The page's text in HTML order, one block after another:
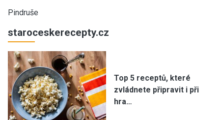
Pindruše
staroceskerecepty.cz
Top 5 receptů, které
zvládnete připravit i při
hra…